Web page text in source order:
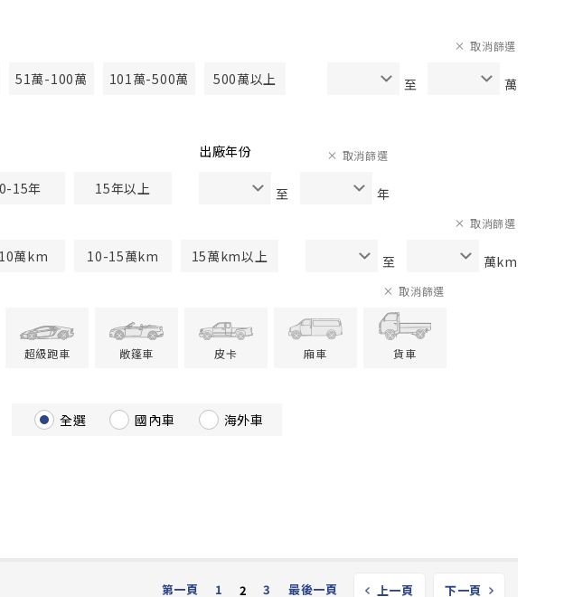
51萬-100萬 101萬-500萬 500萬以上 至 萬
取消篩選
15年 15年以上
出廠年份
至 年
取消篩選
萬km 10-15萬km 15萬km以上 至 萬km
取消篩選
超級跑車 敞篷車 皮卡 廂車 貨車
取消篩選
全選 國內車 海外車
第一頁 1 2 3 最後一頁 上一頁 下一頁